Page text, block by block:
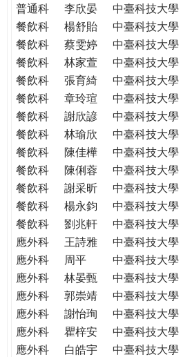
普通科
李欣晏 中臺科技大學
餐飲科
楊舒貽 中臺科技大學
餐飲科
蔡雯婷 中臺科技大學
餐飲科
林家萱 中臺科技大學
餐飲科
張育綺 中臺科技大學
餐飲科
章玲瑄 中臺科技大學
餐飲科
謝欣諺 中臺科技大學
餐飲科
林瑜欣 中臺科技大學
餐飲科
陳佳樺 中臺科技大學
餐飲科
陳俐蓉 中臺科技大學
餐飲科
謝采昕 中臺科技大學
餐飲科
楊永鈞 中臺科技大學
餐飲科
劉兆軒 中臺科技大學
應外科
王詩雅 中臺科技大學
應外科
周平 中臺科技大學
應外科
林晏甄 中臺科技大學
應外科
郭崇靖 中臺科技大學
應外科
謝怡珣 中臺科技大學
應外科
瞿梓安 中臺科技大學
應外科
白皓宇 中臺科技大學